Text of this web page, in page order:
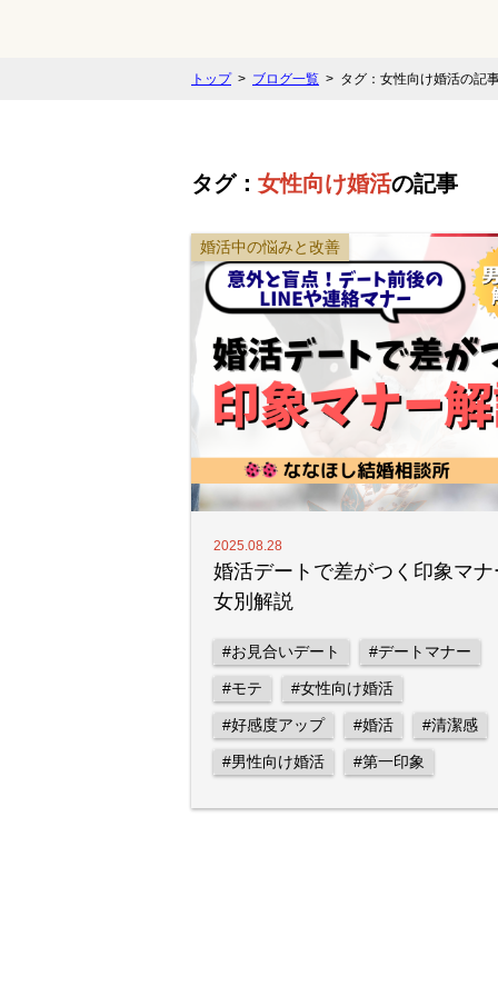
トップ ブログ一覧 タグ：女性向け婚活の記
タグ： 女性向け婚活の記事
2025.08.28
婚活中の悩みと改善
婚活デートで差がつく印象マナ
女別解説
#お見合いデート #デートマナー
#モテ #女性向け婚活
#好感度アップ #婚活 #清潔感
#男性向け婚活 #第一印象